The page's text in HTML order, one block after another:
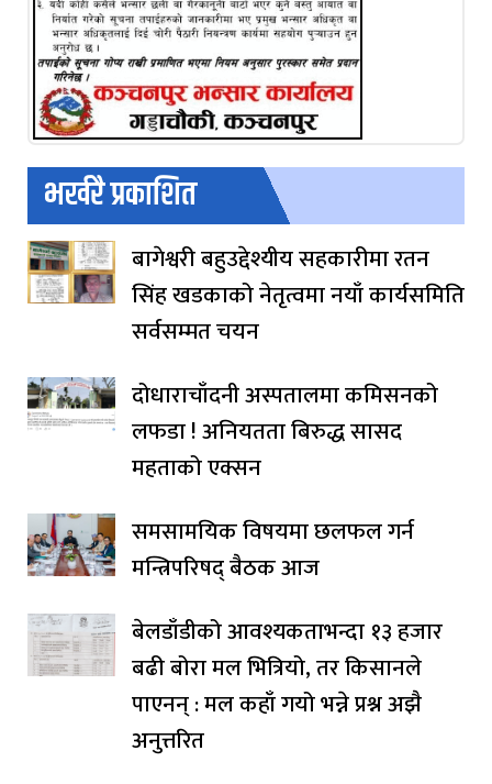
भर्खरै प्रकाशित
बागेश्वरी बहुउद्देश्यीय सहकारीमा रतन
सिंह खडकाको नेतृत्वमा नयाँ कार्यसमिति
सर्वसम्मत चयन
दोधाराचाँदनी अस्पतालमा कमिसनको
लफडा ! अनियतता बिरुद्ध सासद
महताको एक्सन
समसामयिक विषयमा छलफल गर्न
मन्त्रिपरिषद् बैठक आज
बेलडाँडीको आवश्यकताभन्दा १३ हजार
बढी बोरा मल भित्रियो, तर किसानले
पाएनन् : मल कहाँ गयो भन्ने प्रश्न अझै
अनुत्तरित